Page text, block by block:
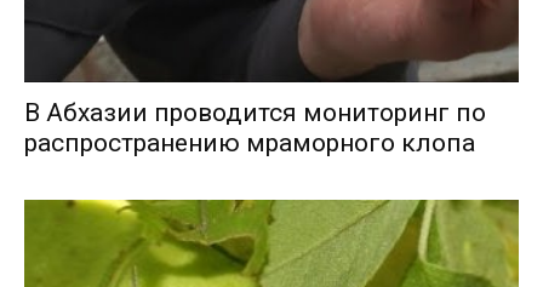
В Абхазии проводится мониторинг по
распространению мраморного клопа